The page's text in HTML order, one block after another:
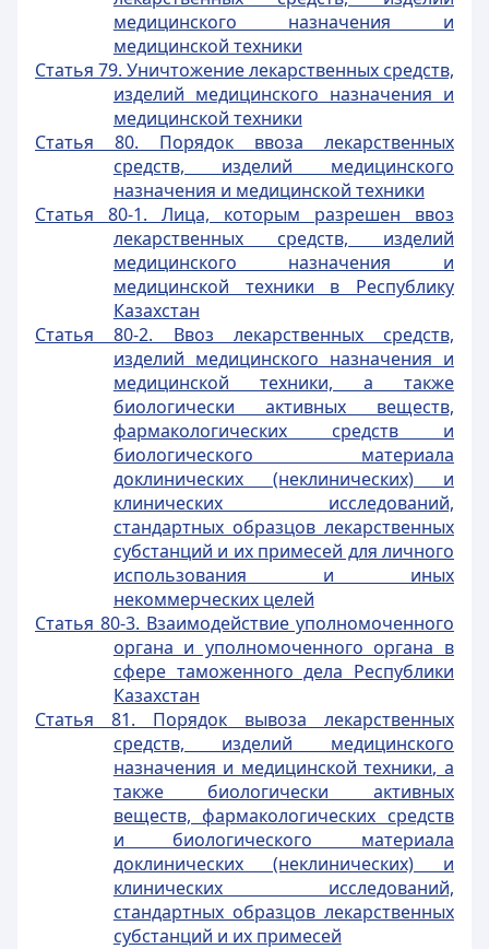
медицинского назначения и
медицинской техники
Статья 79. Уничтожение лекарственных средств,
изделий медицинского назначения и
медицинской техники
Статья 80. Порядок ввоза лекарственных
средств, изделий медицинского
назначения и медицинской техники
Статья 80-1. Лица, которым разрешен ввоз
лекарственных средств, изделий
медицинского назначения и
медицинской техники в Республику
Казахстан
Статья 80-2. Ввоз лекарственных средств,
изделий медицинского назначения и
медицинской техники, а также
биологически активных веществ,
фармакологических средств и
биологического материала
доклинических (неклинических) и
клинических исследований,
стандартных образцов лекарственных
субстанций и их примесей для личного
использования и иных
некоммерческих целей
Статья 80-3. Взаимодействие уполномоченного
органа и уполномоченного органа в
сфере таможенного дела Республики
Казахстан
Статья 81. Порядок вывоза лекарственных
средств, изделий медицинского
назначения и медицинской техники, а
также биологически активных
веществ, фармакологических средств
и биологического материала
доклинических (неклинических) и
клинических исследований,
стандартных образцов лекарственных
субстанций и их примесей